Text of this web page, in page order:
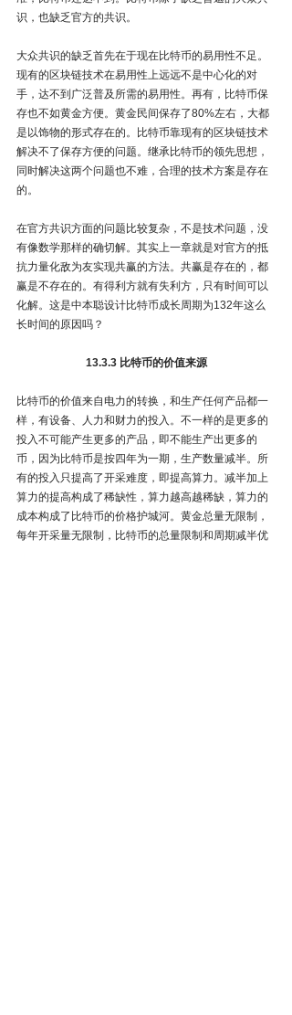
识，也缺乏官方的共识。
大众共识的缺乏首先在于现在比特币的易用性不足。
现有的区块链技术在易用性上远远不是中心化的对
手，达不到广泛普及所需的易用性。再有，比特币保
存也不如黄金方便。黄金民间保存了80%左右，大都
是以饰物的形式存在的。比特币靠现有的区块链技术
解决不了保存方便的问题。继承比特币的领先思想，
同时解决这两个问题也不难，合理的技术方案是存在
的。
在官方共识方面的问题比较复杂，不是技术问题，没
有像数学那样的确切解。其实上一章就是对官方的抵
抗力量化敌为友实现共赢的方法。共赢是存在的，都
赢是不存在的。有得利方就有失利方，只有时间可以
化解。这是中本聪设计比特币成长周期为132年这么
长时间的原因吗？
13.3.3 比特币的价值来源
比特币的价值来自电力的转换，和生产任何产品都一
样，有设备、人力和财力的投入。不一样的是更多的
投入不可能产生更多的产品，即不能生产出更多的
币，因为比特币是按四年为一期，生产数量减半。所
有的投入只提高了开采难度，即提高算力。减半加上
算力的提高构成了稀缺性，算力越高越稀缺，算力的
成本构成了比特币的价格护城河。黄金总量无限制，
每年开采量无限制，比特币的总量限制和周期减半优